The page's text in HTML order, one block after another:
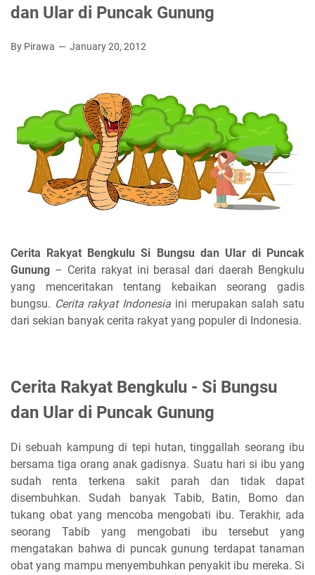
dan Ular di Puncak Gunung
By Pirawa January 20, 2012
Cerita Rakyat Bengkulu Si Bungsu dan Ular di Puncak
Gunung – Cerita rakyat ini berasal dari daerah Bengkulu
yang menceritakan tentang kebaikan seorang gadis
bungsu. Cerita rakyat Indonesia ini merupakan salah satu
dari sekian banyak cerita rakyat yang populer di Indonesia.
Cerita Rakyat Bengkulu - Si Bungsu
dan Ular di Puncak Gunung
Di sebuah kampung di tepi hutan, tinggallah seorang ibu
bersama tiga orang anak gadisnya. Suatu hari si ibu yang
sudah renta terkena sakit parah dan tidak dapat
disembuhkan. Sudah banyak Tabib, Batin, Bomo dan
tukang obat yang mencoba mengobati ibu. Terakhir, ada
seorang Tabib yang mengobati ibu tersebut yang
mengatakan bahwa di puncak gunung terdapat tanaman
obat yang mampu menyembuhkan penyakit ibu mereka. Si